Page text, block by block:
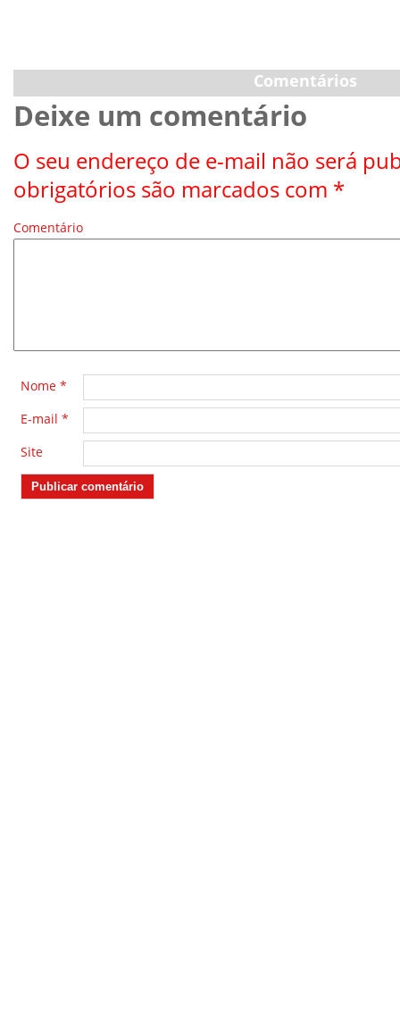
Comentários
Deixe um comentário
O seu endereço de e-mail não será
obrigatórios são marcados com *
Comentário
Nome *
E-mail *
Site